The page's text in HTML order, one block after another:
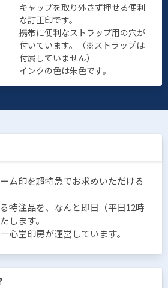
キャップを取り外さず押せる便利
な訂正印です。
携帯に便利なストラップ用の穴が
付いています。（※ストラップは
付属していません）
インクの色は朱色です。
ム印を超特急でお求めいただける
特注品を、なんと即日（平日12時
します。
心堂印房が運営しています。